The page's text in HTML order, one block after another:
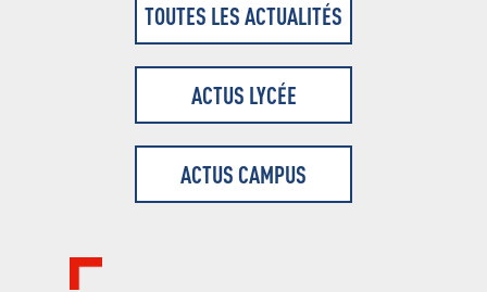
TOUTES LES ACTUALITÉS
ACTUS LYCÉE
ACTUS CAMPUS